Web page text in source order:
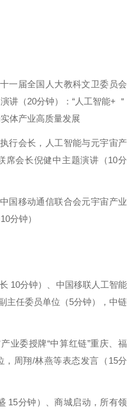
一届全国人大教科文卫委员会
讲（20分钟）：“人工智能+ ＂
体产业高质量发展
行会长，人工智能与元宇宙产
席会长倪健中主题演讲（10分
国移动通信联合会元宇宙产业
分钟）
10分钟）、中国移联人工智能
主任委员单位（5分钟），中链
业委授牌“中算红链”重庆、福
周翔/林燕等表态发言（15分
15分钟）、商城启动，所有领